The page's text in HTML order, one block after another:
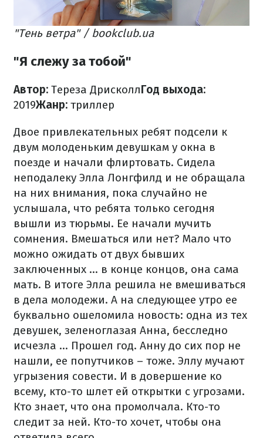
"Тень ветра" / bookclub.ua
"Я слежу за тобой"
Автор: Тереза ​​ДрисколлГод выхода:
2019Жанр: триллер
Двое привлекательных ребят подсели к
двум молоденьким девушкам у окна в
поезде и начали флиртовать. Сидела
неподалеку Элла Лонгфилд и не обращала
на них внимания, пока случайно не
услышала, что ребята только сегодня
вышли из тюрьмы. Ее начали мучить
сомнения. Вмешаться или нет? Мало что
можно ожидать от двух бывших
заключенных ... в конце концов, она сама
мать. В итоге Элла решила не вмешиваться
в дела молодежи. А на следующее утро ее
буквально ошеломила новость: одна из тех
девушек, зеленоглазая Анна, бесследно
исчезла ... Прошел год. Анну до сих пор не
нашли, ее попутчиков – тоже. Эллу мучают
угрызения совести. И в довершение ко
всему, кто-то шлет ей открытки с угрозами.
Кто знает, что она промолчала. Кто-то
следит за ней. Кто-то хочет, чтобы она